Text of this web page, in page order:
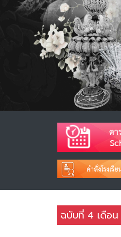
ฉบับที่ 4 เดือ